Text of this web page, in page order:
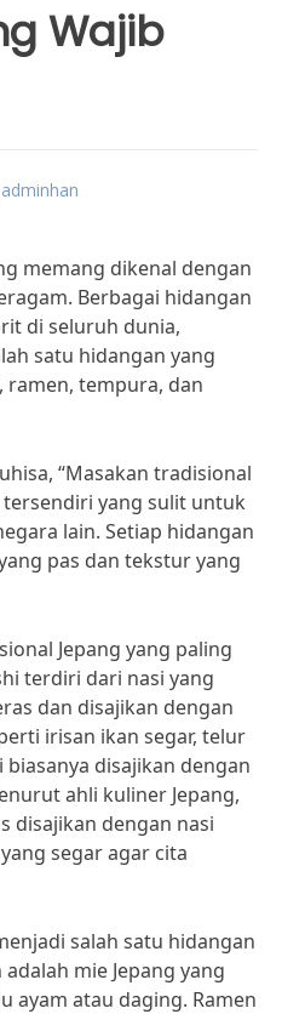
Wajib
adminhan
memang dikenal dengan
Berbagai hidangan
di seluruh dunia,
satu hidangan yang
ramen, tempura, dan
“Masakan tradisional
yang sulit untuk
lain. Setiap hidangan
pas dan tekstur yang
Jepang yang paling
terdiri dari nasi yang
dan disajikan dengan
irisan ikan segar, telur
biasanya disajikan dengan
ahli kuliner Jepang,
disajikan dengan nasi
segar agar cita
salah satu hidangan
mie Jepang yang
ayam atau daging. Ramen